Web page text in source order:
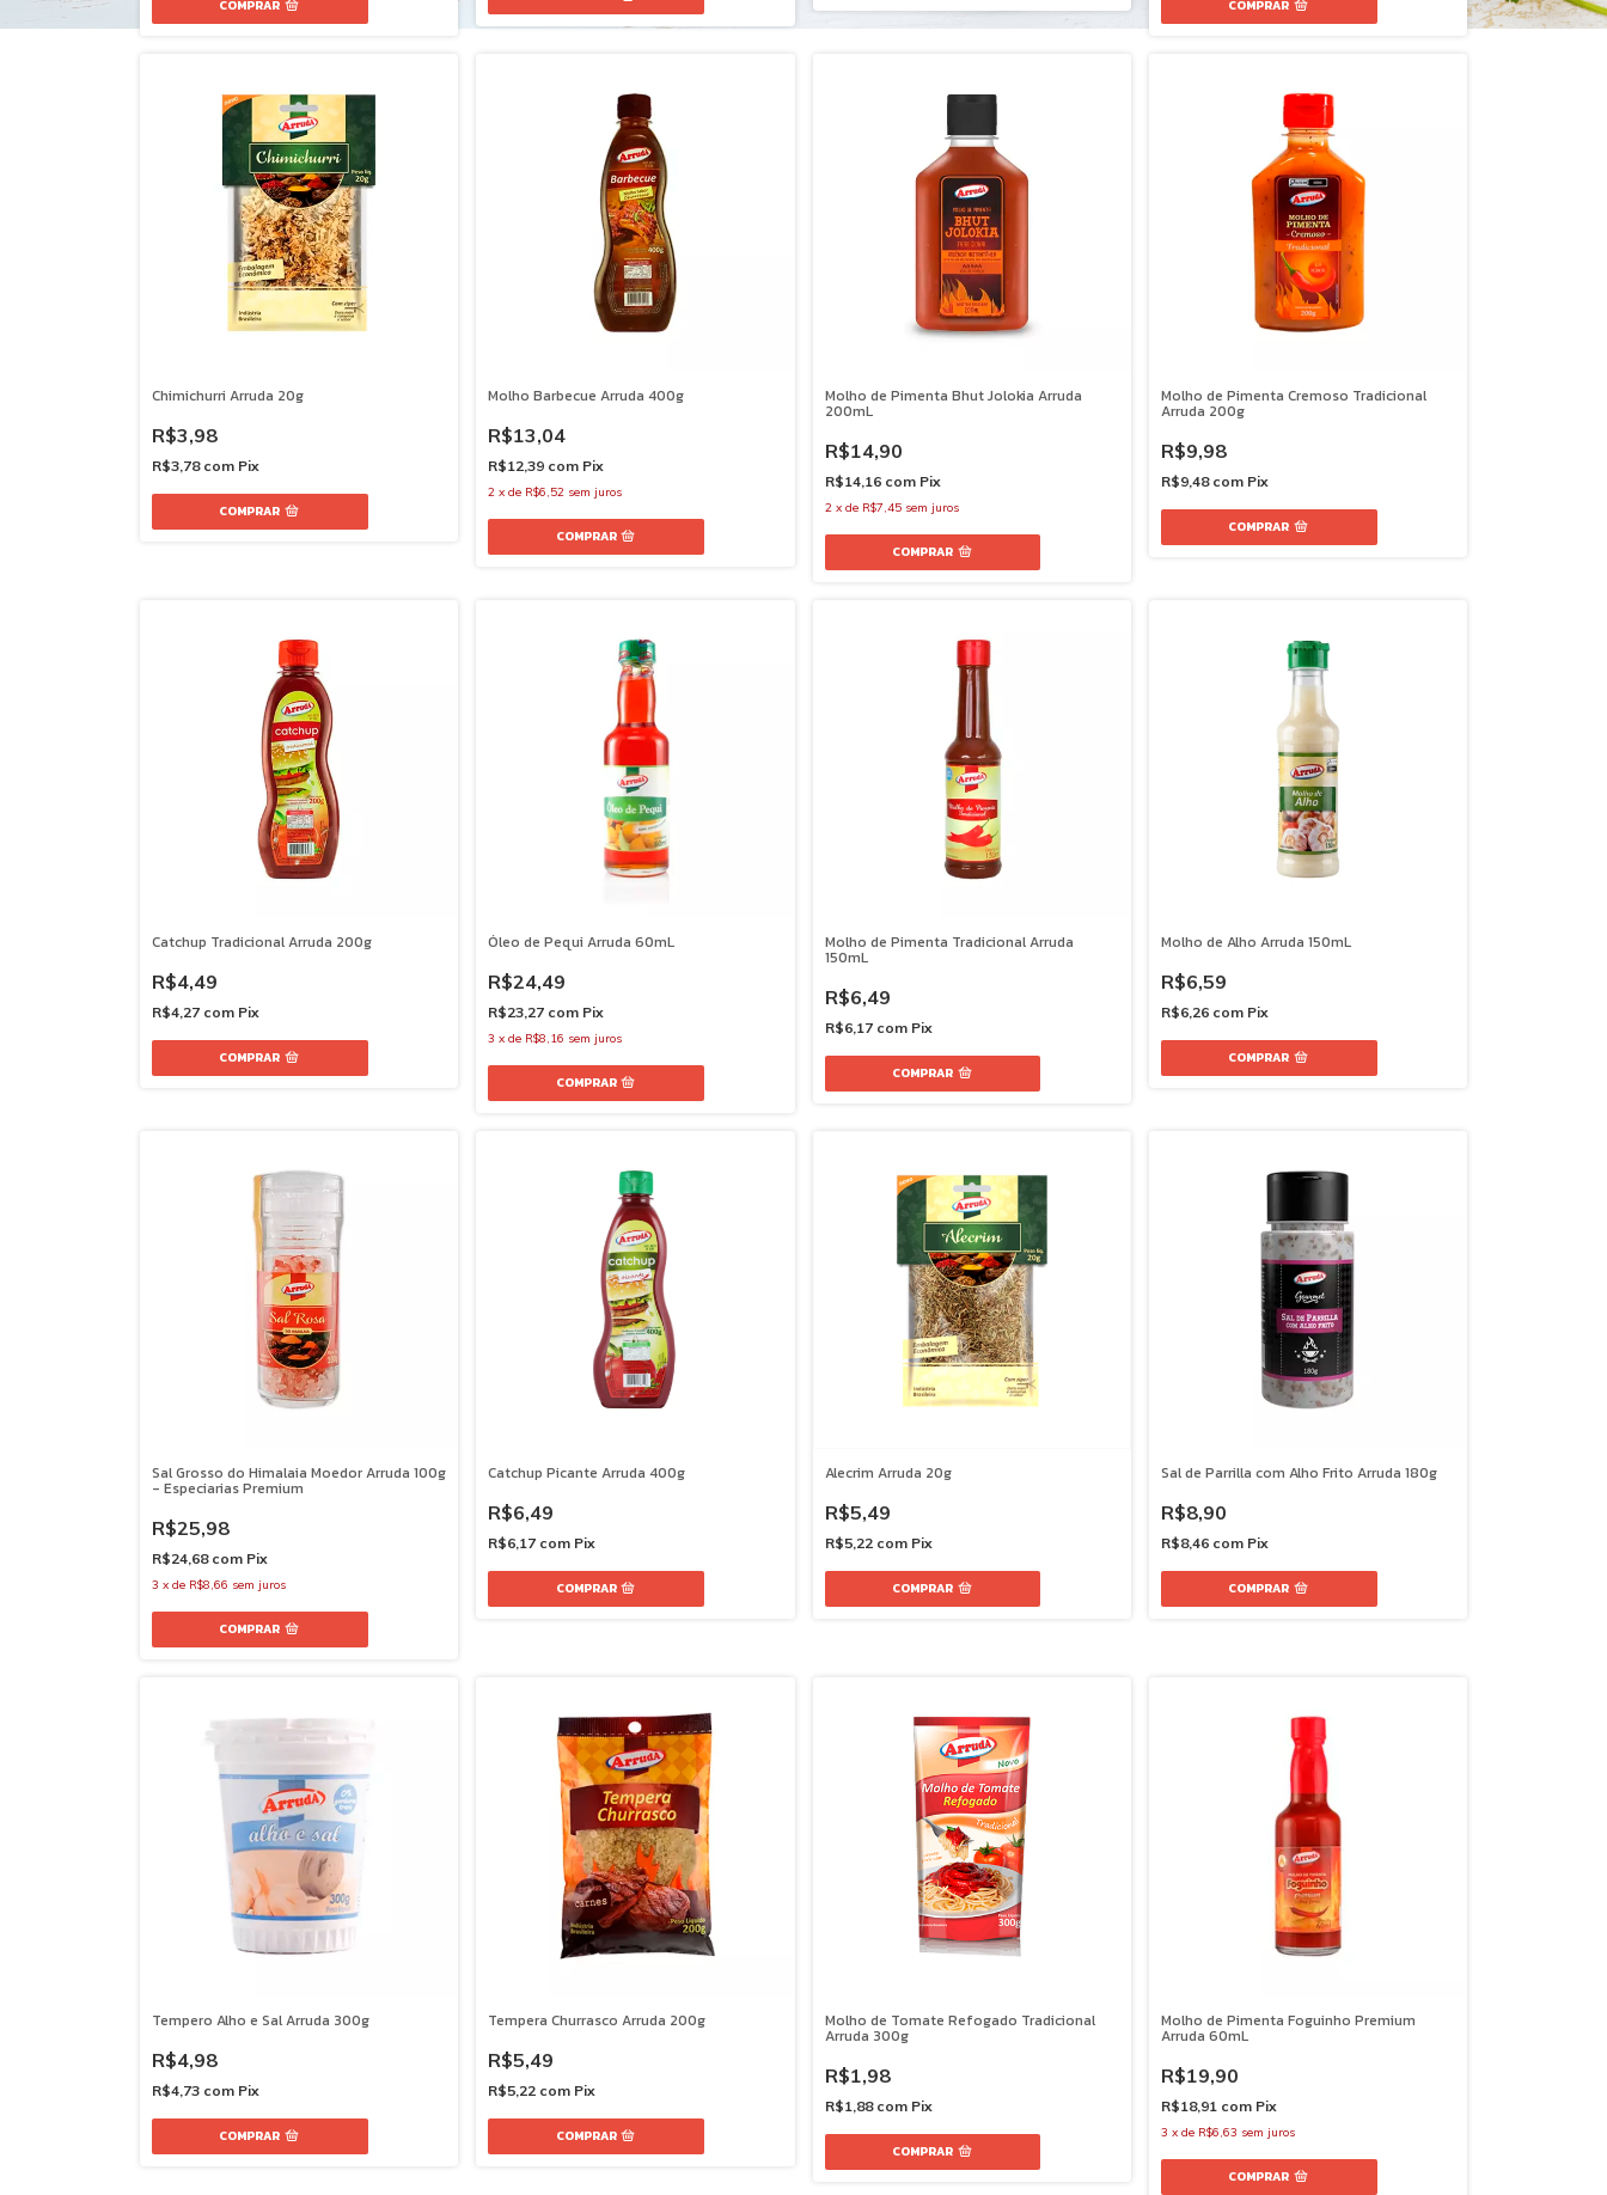
Chimichurri Arruda 20g
R$3,98
R$3,78 com Pix
Molho Barbecue Arruda 400g
R$13,04
R$12,39 com Pix
2 xde R$6,52 sem juros
Molho de Pimenta Bhut Jolokia Arruda
200mL
R$14,90
R$14,16 com Pix
2 x de R$7,45 sem juros
Molho de Pimenta Cremoso Tradicional
Arruda 200g
R$9,98
R$9,48 com Pix
Catchup Tradicional Arruda 200g
R$4,49
R$4,27 com Pix
Óleo de Pequi Arruda 60mL
R$24,49
R$23,27 com Pix
3 xde R$8,16 sem juros
Molho de Pimenta Tradicional Arruda
150mL
R$6,49
R$6,17 com Pix
Molho de Alho Arruda 150mL
R$6,59
R$6,26 com Pix
Sal Grosso do Himalaia Moedor Arruda 100g
- Especiarias Premium
R$25,98
R$24,68 com Pix
3 x de R$8,66 sem juros
Catchup Picante Arruda 400g
R$6,49
R$6,17 com Pix
Alecrim Arruda 20g
R$5,49
R$5,22 com Pix
Sal de Parrilla com Alho Frito Arruda 180g
R$8,90
R$8,46 com Pix
Tempero Alho e Sal Arruda 300g
R$4,98
R$4,73 com Pix
Tempera Churrasco Arruda 200g
R$5,49
R$5,22 com Pix
Molho de Tomate Refogado Tradicional
Arruda 300g
R$1,98
R$1,88 com Pix
Molho de Pimenta Foguinho Premium
Arruda 60mL
R$19,90
R$18,91 com Pix
3 x de R$6,63 sem juros